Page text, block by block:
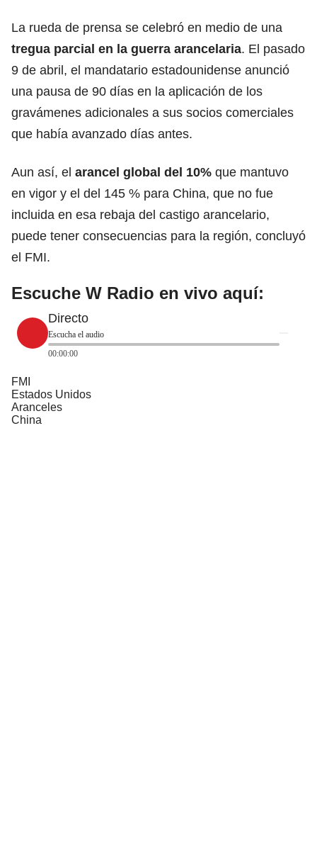
La rueda de prensa se celebró en medio de una
tregua parcial en la guerra arancelaria. El pasado
9 de abril, el mandatario estadounidense anunció
una pausa de 90 días en la aplicación de los
gravámenes adicionales a sus socios comerciales
que había avanzado días antes.
Aun así, el arancel global del 10% que mantuvo
en vigor y el del 145 % para China, que no fue
incluida en esa rebaja del castigo arancelario,
puede tener consecuencias para la región, concluyó
el FMI.
Escuche W Radio en vivo aquí:
Directo
Escucha el audio
00:00:00
FMI
Estados Unidos
Aranceles
China